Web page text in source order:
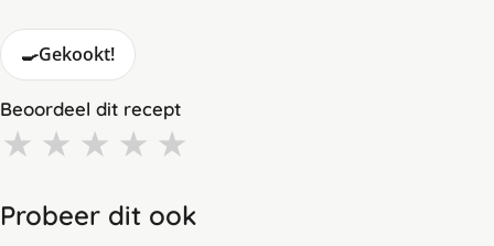
🍳Gekookt!
Beoordeel dit recept
★ ★ ★ ★ ★
Probeer dit ook